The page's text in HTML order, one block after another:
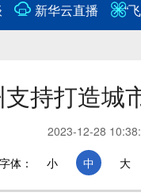
新华云直播 “
持打造城
2023-12-28
字体：
小 中 大